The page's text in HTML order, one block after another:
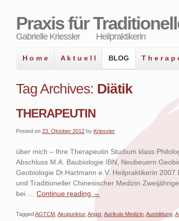
Praxis für
Gabrielle Kriessler Heilpraktikerin
H o m e A k t u e l l BLOG T h e r a p
Tag Archives: Diätik
THERAPEUTIN
Posted on 23. Oktober 2012 by Kriessler
über mich – Ihre Therapeutin Studium
Abschluss M.A. Baubiologie IBN, Neubeuern
Geobiologie Dr.Hartmann e.V. Heilpraktikerin
und Traditioneller Chinesischer Medizin
bei … Continue reading →
TaggedAGTCM Akupunktur, Angst Aurikulo Medizin Ausbildung